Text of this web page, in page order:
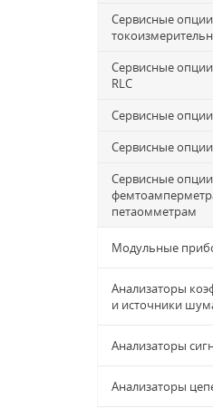
Сервисные
Сервисные
RLC
Сервисные
Сервисные
Сервисные
петаомметрам
Модульные
Анализаторы
и источники
Анализаторы
Анализаторы